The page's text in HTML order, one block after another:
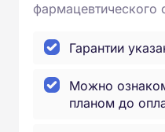
фармацевтического
Гарантии
Можно
планом до